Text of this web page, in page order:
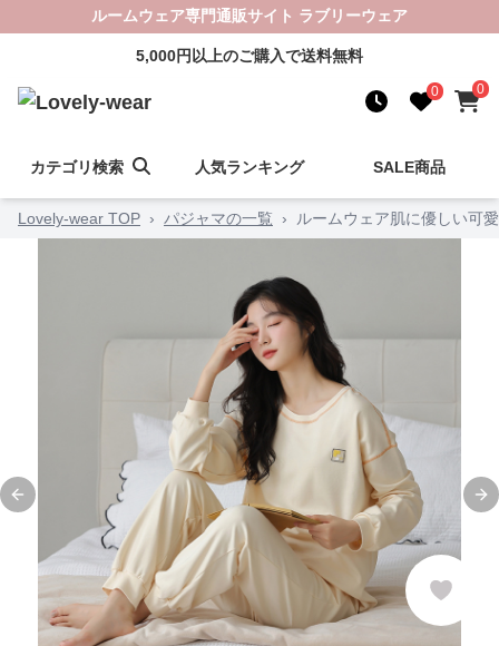
ルームウェア専門通販サイト ラブリーウェア
5,000円以上のご購入で送料無料
0 0
カテゴリ検索 人気ランキング SALE商品
Lovely-wear TOP › パジャマの一覧 › ルームウェア肌に優しい可
Previous slide